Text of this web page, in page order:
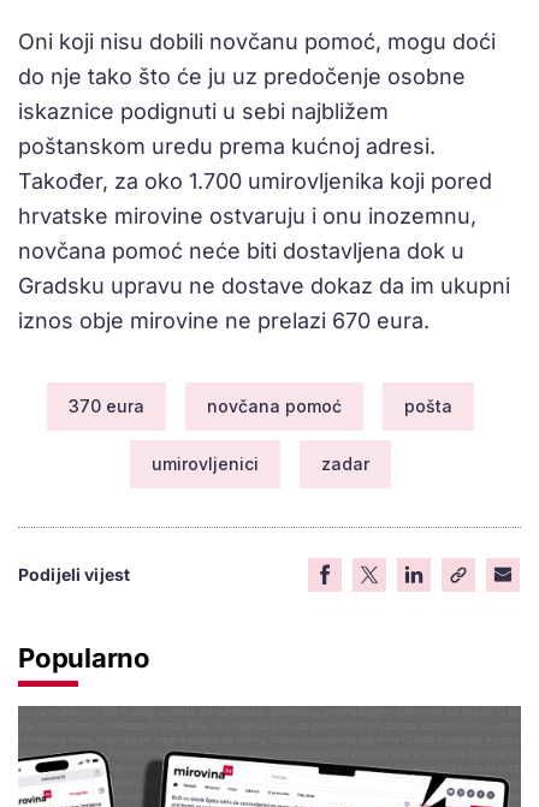
Oni koji nisu dobili novčanu pomoć, mogu doći
do nje tako što će ju uz predočenje osobne
iskaznice podignuti u sebi najbližem
poštanskom uredu prema kućnoj adresi.
Također, za oko 1.700 umirovljenika koji pored
hrvatske mirovine ostvaruju i onu inozemnu,
novčana pomoć neće biti dostavljena dok u
Gradsku upravu ne dostave dokaz da im ukupni
iznos obje mirovine ne prelazi 670 eura.
370 eura novčana pomoć pošta
umirovljenici zadar
Podijeli vijest
Popularno